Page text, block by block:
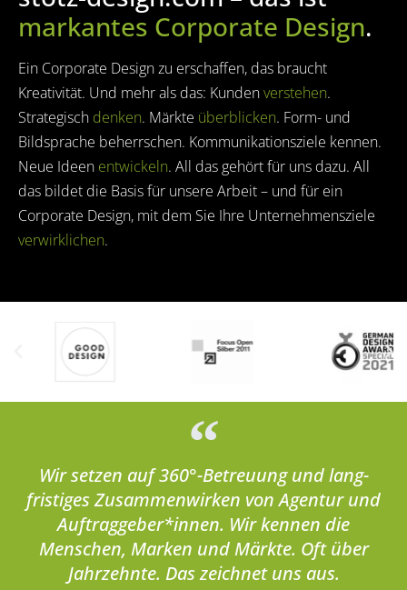
markantes Corporate Design.
Ein Corporate Design zu erschaffen, das braucht
Kreativität. Und mehr als das: Kundenverstehen.
Strategisch denken. Märkte überblicken. Form- und
Bildsprache beherrschen. Kommunikationsziele kennen.
Neue Ideen entwickeln. All das gehört für uns dazu. All
das bildet die Basis für unsere Arbeit – und für ein
Corporate Design, mit dem Sie Ihre Unternehmensziele
verwirklichen.
Wir setzen auf 360°-Betreuung und lang­
fristiges Zusammen­wirken von Agentur und
Auftrag­geber*innen. Wir kennen die
Menschen, Marken und Märkte. Oft über
Jahr­zehnte. Das zeichnet uns aus.